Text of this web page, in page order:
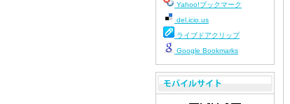
Yahoo!ブックマーク
del.icio.us
ライブドアクリップ
Google Bookmarks